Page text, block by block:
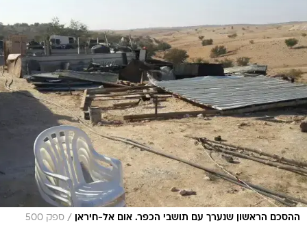
ההסכם הראשון שנערך עם תושבי הכפר. אום אל-חיראן / ספק 500